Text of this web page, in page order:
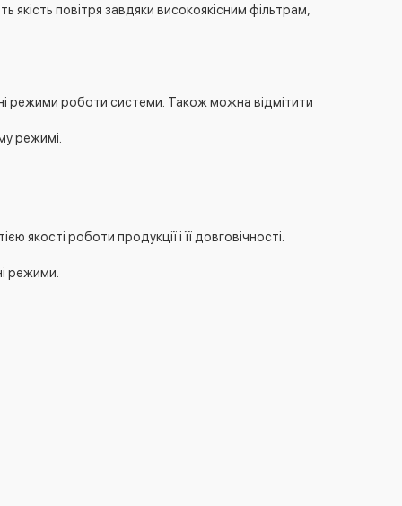
повітря завдяки високоякісним фільтрам,
режими роботи системи. Також можна відмітити
режимі.
роботи продукції і її довговічності.
режими.